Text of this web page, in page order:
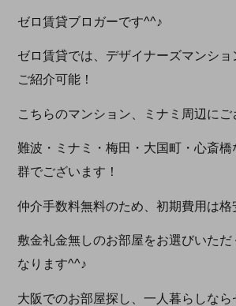
ゼロ賃貸ブロガーです^^♪
ゼロ賃貸では、デザイナーズマンシ
ご紹介可能！
こちらのマンション、ミナミ周辺にご
難波・ミナミ・梅田・大国町・心斎
群でございます！
仲介手数料無料のため、初期費用は格
敷金礼金無しのお部屋をお選びいただ
なります^^♪
大阪でのお部屋探し、一人暮らしなら